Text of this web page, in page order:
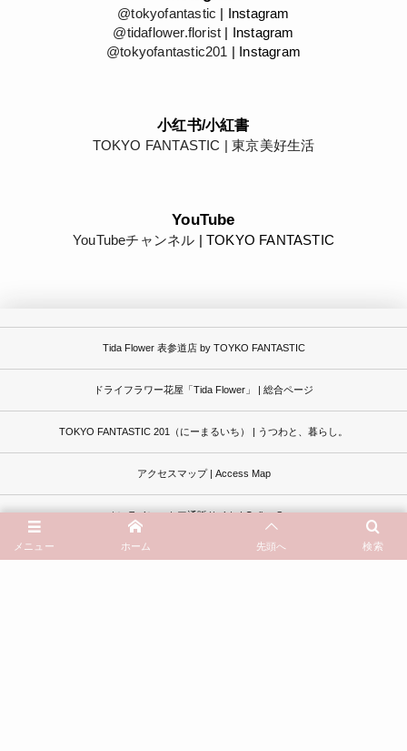
@tokyofantastic | Instagram
@tidaflower.florist | Instagram
@tokyofantastic201 | Instagram
小红书/小紅書
TOKYO FANTASTIC | 東京美好生活
YouTube
YouTubeチャンネル | TOKYO FANTASTIC
Tida Flower 表参道店 by TOYKO FANTASTIC
ドライフラワー花屋「Tida Flower」 | 総合ページ
TOKYO FANTASTIC 201（にーまるいち） | うつわと、暮らし。
アクセスマップ | Access Map
オンラインストア通販サイト | Online Store
メニュー 検索
ホーム 先頭へ